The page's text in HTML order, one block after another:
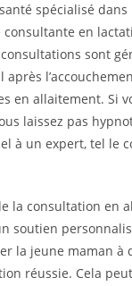
spécialisé dans
consultante en
sont
après
en allaitement. Si
laissez pas
à un expert, tel le
la consultation en
soutien
la jeune maman à
réussie. Cela